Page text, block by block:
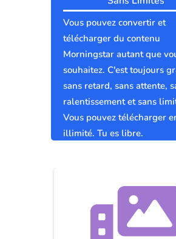
Vous pouvez convertir et
télécharger du contenu
Morningstar autant que
souhaitez. C'est toujours
sans retard, sans attente,
ralentissement et sans
Vous pouvez télécharger
illimité. Tu es libre.